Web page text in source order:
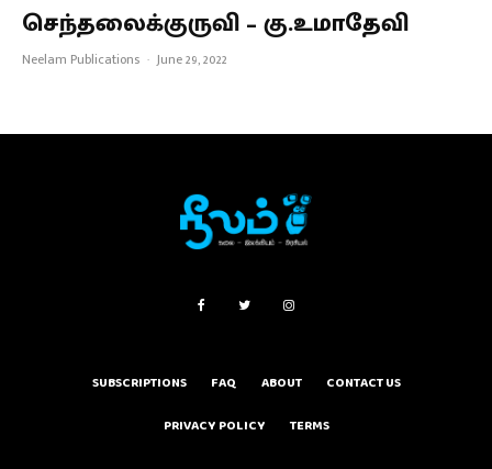
செந்தலைக்குருவி – கு.உமாதேவி
Neelam Publications · June 29, 2022
SUBSCRIPTIONS FAQ ABOUT CONTACT US
PRIVACY POLICY TERMS